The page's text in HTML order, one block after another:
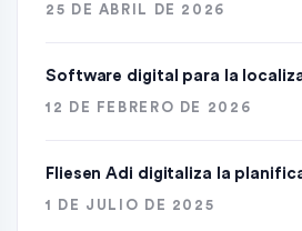
25 DE ABRIL DE 2026
Software digital para la
12 DE FEBRERO DE 2026
Fliesen Adi digitaliza la
1 DE JULIO DE 2025